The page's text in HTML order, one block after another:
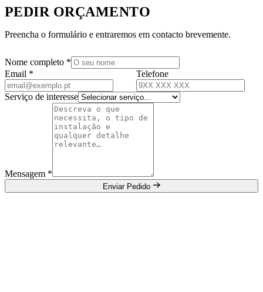
PEDIR ORÇAMENTO
Preencha o formulário e entraremos em contacto brevemente.
Nome completo *
Email *
Telefone
Serviço de interesse
Mensagem *
Enviar Pedido